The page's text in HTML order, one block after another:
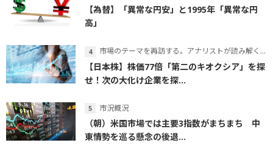
【為替】「異常な円安」と1995年「異常な円
高」
市場のテーマを再訪する。アナリストが読み解くテーマの本質
【日本株】株価77倍「第二のキオクシア」を探
せ！次の大化け企業を探...
市況概況
（朝）米国市場では主要3指数がまちまち 中
東情勢を巡る懸念の後退...